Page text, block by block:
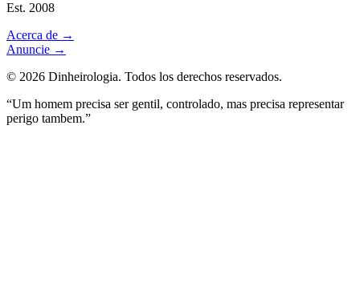
Est. 2008
Acerca de →
Anuncie →
© 2026 Dinheirologia. Todos los derechos reservados.
“Um homem precisa ser gentil, controlado, mas precisa representar
perigo tambem.”